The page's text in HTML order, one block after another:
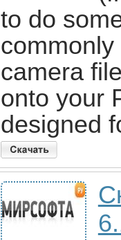
to do
camera
onto your
designed